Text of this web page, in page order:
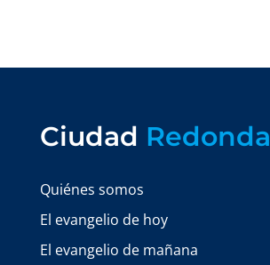
Ciudad Redonda
Quiénes somos
El evangelio de hoy
El evangelio de mañana